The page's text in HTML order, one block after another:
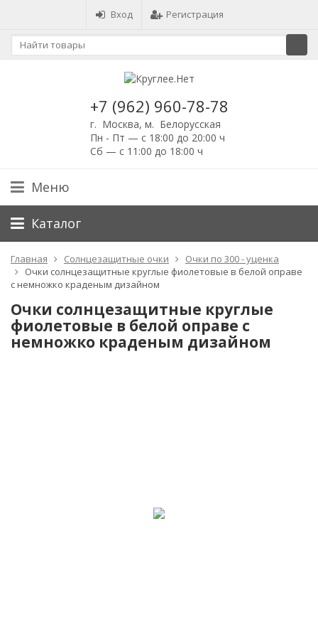
Вход Регистрация
+7 (962) 960-78-78
г. Москва, м. Белорусская
Пн - Пт — с 18:00 до 20:00 ч
Сб — с 11:00 до 18:00 ч
Меню
Каталог
Главная Солнцезащитные очки
Очки по 300 - уценка
Очки солнцезащитные круглые фиолетовые в белой оправе
с немножко краденым дизайном
Очки солнцезащитные круглые
фиолетовые в белой оправе с
немножко краденым дизайном